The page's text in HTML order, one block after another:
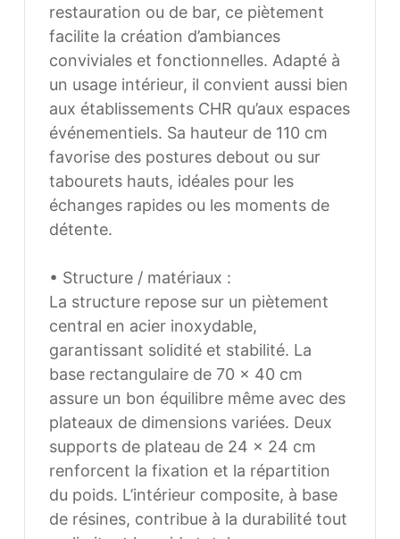
mesure, notamment en termes de dimensions, de
finitions et de coloris, selon les besoins du client. Nous
pouvons également développer des solutions sur
mesure à partir d’une feuille blanche, chaque projet
pouvant être conçu et ajusté selon les contraintes et
les usages spécifiques.
restauration ou de bar, ce piètement
facilite la création d’ambiances
conviviales et fonctionnelles. Adapté à
un usage intérieur, il convient aussi bien
aux établissements CHR qu’aux espaces
événementiels. Sa hauteur de 110 cm
favorise des postures debout ou sur
tabourets hauts, idéales pour les
échanges rapides ou les moments de
détente.
• Structure / matériaux :
La structure repose sur un piètement
central en acier inoxydable, garantissant
solidité et stabilité. La base rectangulaire
de 70 × 40 cm assure un bon équilibre
même avec des plateaux de dimensions
variées. Deux supports de plateau de 24
× 24 cm renforcent la fixation et la
répartition du poids. L’intérieur
composite, à base de résines, contribue
à la durabilité tout en limitant le poids